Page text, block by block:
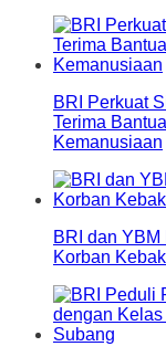
BRI Perkuat
Terima
Kemanusiaan
BRI dan
Korban